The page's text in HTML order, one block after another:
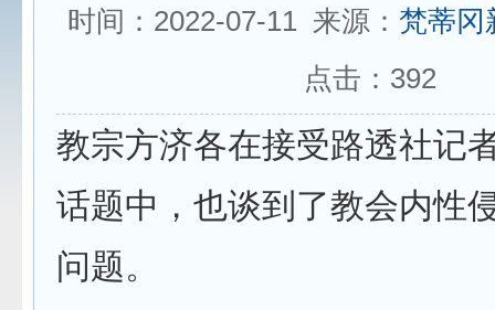
时间：2022-07-11 来源： 梵蒂冈
点击： 392
教宗方济各在接受路透社记
话题中，也谈到了教会内性
问题。